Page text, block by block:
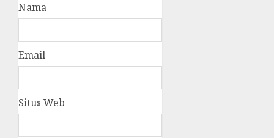
Nama
Email
Situs Web